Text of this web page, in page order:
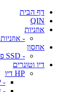
דף הבית
QIN
אוזניות
-
אחסון
- SSD פנימי NVMe Gen5
דיו וטונרים
HP דיו
- HP דיו תואם